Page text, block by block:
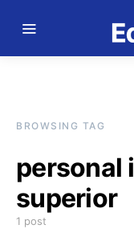
BROWSING TAG
personal
superior
1 post